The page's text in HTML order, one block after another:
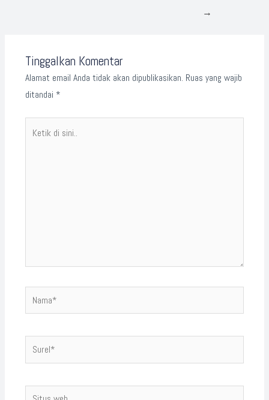
→
Tinggalkan Komentar
Alamat email Anda tidak akan dipublikasikan. Ruas yang wajib
ditandai *
Nama*
Surel*
Situs